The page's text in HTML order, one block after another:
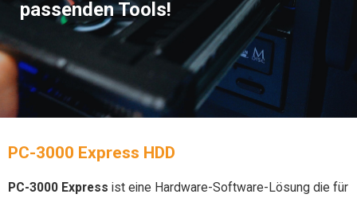
passenden Tools!
PC-3000 Express HDD
PC-3000 Express ist eine Hardware-Software-Lösung die für